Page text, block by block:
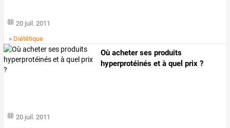
20 juil. 2011
» Diététique
Où acheter ses produits
hyperprotéinés et à quel prix ?
20 juil. 2011